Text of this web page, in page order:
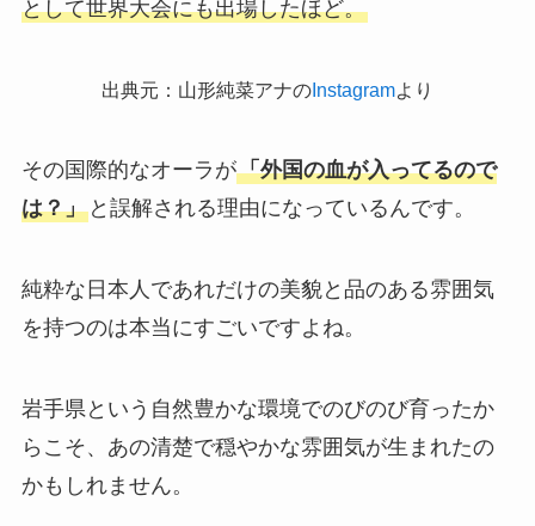
として世界大会にも出場したほど。
出典元：山形純菜アナのInstagram より
その国際的なオーラが「外国の血が入ってるので
は？」と誤解される理由になっているんです。
純粋な日本人であれだけの美貌と品のある雰囲気
を持つのは本当にすごいですよね。
岩手県という自然豊かな環境でのびのび育ったか
らこそ、あの清楚で穏やかな雰囲気が生まれたの
かもしれません。